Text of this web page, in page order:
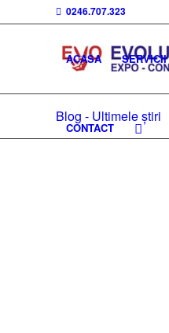
0246.707.323
ACASA SERVICII
CONTACT
Blog - Ultimele știri